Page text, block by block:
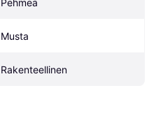
Pehmeä
Musta
Rakenteellinen